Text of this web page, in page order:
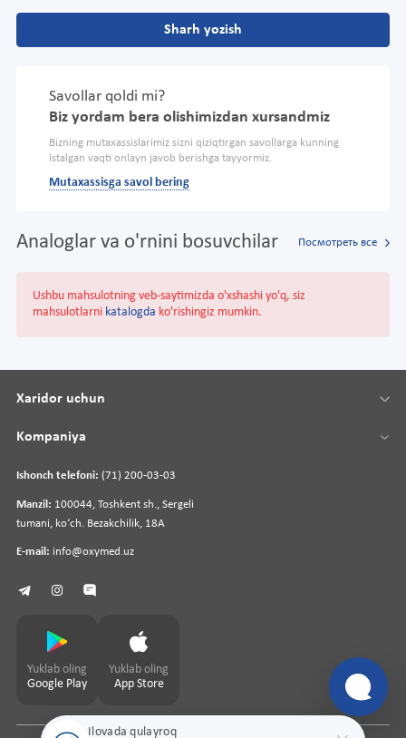
Sharh yozish
Savollar qoldi mi?
Biz yordam bera olishimizdan xursandmiz
Bizning mutaxassislarimiz sizni qiziqtirgan savollarga kunning
istalgan vaqti onlayn javob berishga tayyormiz.
Mutaxassisga savol bering
Analoglar va o'rnini bosuvchilar Посмотреть все
Ushbu mahsulotning veb-saytimizda o'xshashi yo'q, siz
mahsulotlarni katalogda ko'rishingiz mumkin.
Ilovada qulayroq
Ishonch telefoni: (71) 200-03-03
Manzil: 100044, Toshkent sh., Sergeli
tumani, koʻch. Bezakchilik, 18A
E-mail: info@oxymed.uz
Xaridor uchun
Kompaniya
Yuklab oling
Google Play
Yuklab oling
App Store